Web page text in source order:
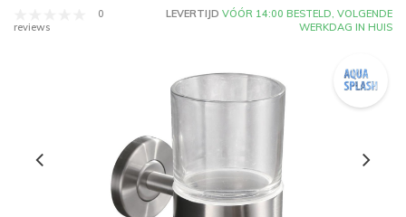
0
reviews
LEVERTIJD VÓÓR 14:00 BESTELD, VOLGENDE
WERKDAG IN HUIS